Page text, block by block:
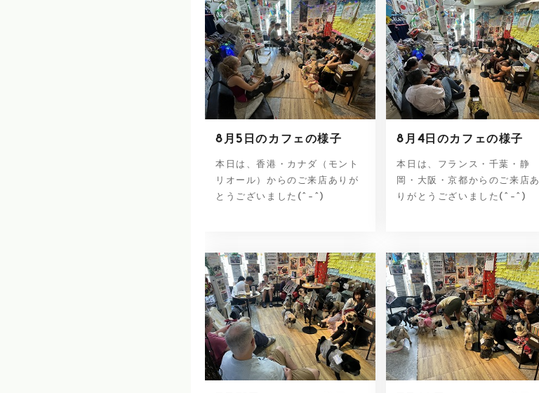
8月5日のカフェの様子
本日は、香港・カナダ（モント
リオール）からのご来店ありが
とうございました(^-^)
8月4日のカフェの様子
本日は、フランス・千葉・静
岡・大阪・京都からのご来店あ
りがとうございました(^-^)